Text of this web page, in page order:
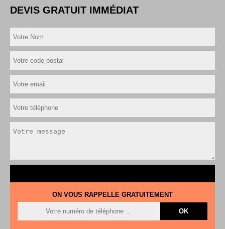
DEVIS GRATUIT IMMÉDIAT
ON VOUS RAPPELLE GRATUITEMENT